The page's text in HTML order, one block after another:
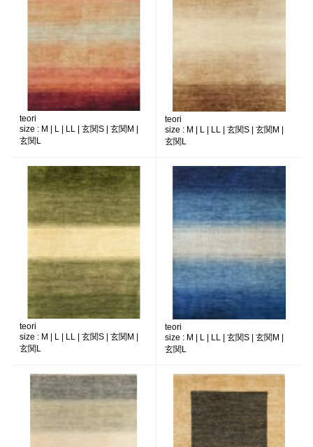
teori
size : M | L | LL | 玄関S | 玄関M |
玄関L
teori
size : M | L | LL | 玄関S | 玄関M |
玄関L
teori
size : M | L | LL | 玄関S | 玄関M |
玄関L
teori
size : M | L | LL | 玄関S | 玄関M |
玄関L